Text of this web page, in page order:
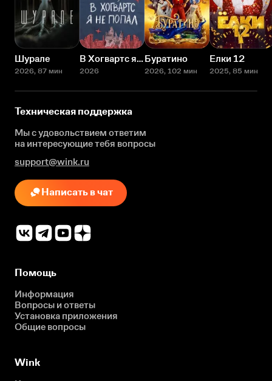
Шурале
2026, 87 мин
В Хогвартс я не попал
2026
Буратино
2026, 102 мин
Елки 12
2025, 85 мин
Техническая поддержка
Мы с удовольствием ответим
на интересующиетебя вопросы
support@wink.ru
Написать в чат
Помощь
Информация
Вопросы и ответы
Установка приложения
Общие вопросы
Wink